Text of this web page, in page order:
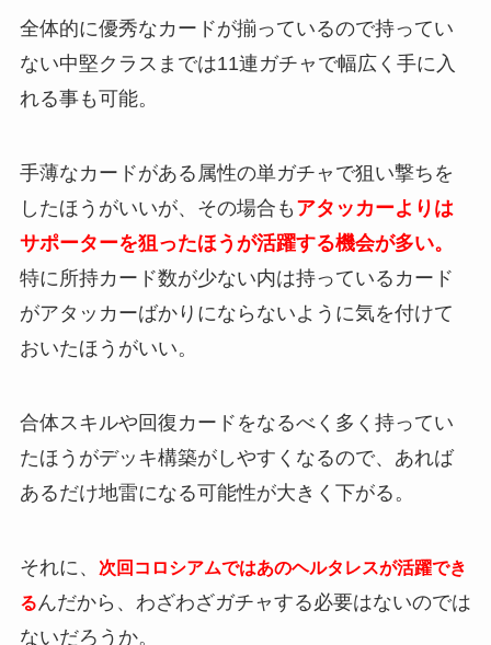
全体的に優秀なカードが揃っているので持ってい
ない中堅クラスまでは11連ガチャで幅広く手に入
れる事も可能。
手薄なカードがある属性の単ガチャで狙い撃ちを
したほうがいいが、その場合も アタッカーよりは
サポーターを狙ったほうが活躍する機会が多い。
特に所持カード数が少ない内は持っているカード
がアタッカーばかりにならないように気を付けて
おいたほうがいい。
合体スキルや回復カードをなるべく多く持ってい
たほうがデッキ構築がしやすくなるので、あれば
あるだけ地雷になる可能性が大きく下がる。
それに、
次回コロシアムではあのヘルタレスが活躍でき
るんだから、わざわざガチャする必要はないのでは
ないだろうか。